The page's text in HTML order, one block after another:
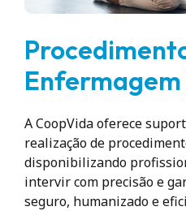
Enfermagem
A CoopVida oferece
realização de
disponibilizando
intervir com precisão e
seguro, humanizado e